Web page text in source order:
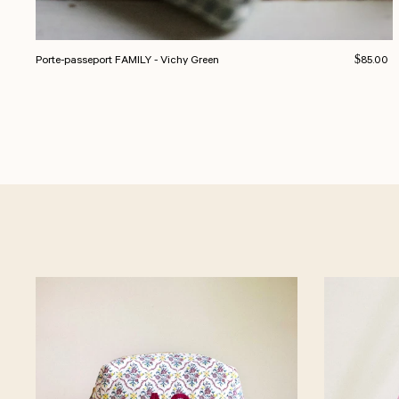
Porte-passeport FAMILY - Vichy Green Prix
$85.00